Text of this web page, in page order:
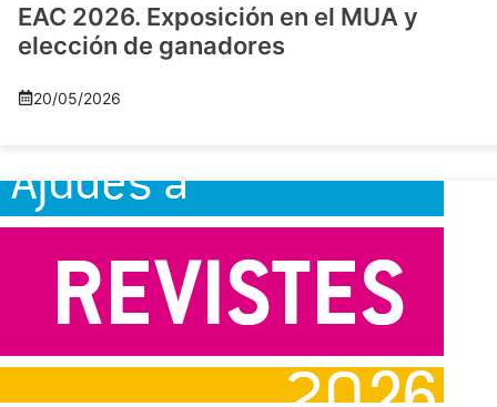
EAC 2026. Exposición en el MUA y
elección de ganadores
20/05/2026